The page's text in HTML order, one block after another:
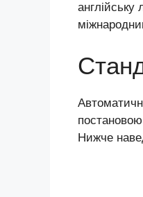
постановою
Нижче